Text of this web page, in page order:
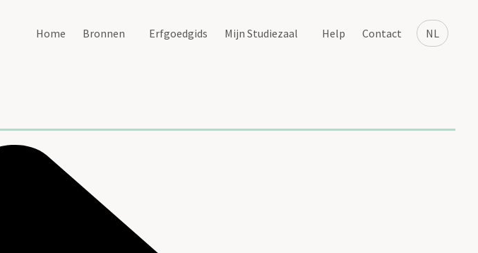
NL
Home Bronnen Erfgoedgids Mijn Studiezaal Help Contact